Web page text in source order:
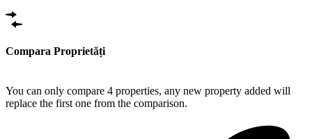
Compara Proprietăți
You can only compare 4 properties, any new property added will
replace the first one from the comparison.